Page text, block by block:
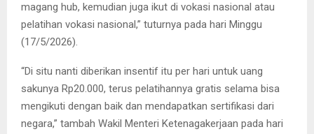
magang hub, kemudian juga ikut di vokasi nasional atau
pelatihan vokasi nasional,” tuturnya pada hari Minggu
(17/5/2026).
“Di situ nanti diberikan insentif itu per hari untuk uang
sakunya Rp20.000, terus pelatihannya gratis selama bisa
mengikuti dengan baik dan mendapatkan sertifikasi dari
negara,” tambah Wakil Menteri Ketenagakerjaan pada hari